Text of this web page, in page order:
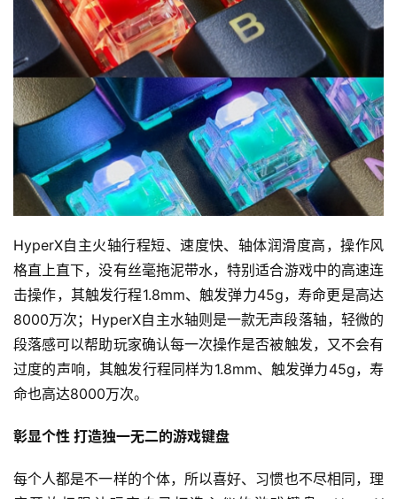
页
资
讯
评
测
中
HyperX自主火轴行程短、速度快、轴体润滑度高，操作风
格直上直下，没有丝毫拖泥带水，特别适合游戏中的高速连
击操作，其触发行程1.8mm、触发弹力45g，寿命更是高达
8000万次；HyperX自主水轴则是一款无声段落轴，轻微的
段落感可以帮助玩家确认每一次操作是否被触发，又不会有
过度的声响，其触发行程同样为1.8mm、触发弹力45g，寿
命也高达8000万次。
彰显个性 打造独一无二的游戏键盘
每个人都是不一样的个体，所以喜好、习惯也不尽相同，理